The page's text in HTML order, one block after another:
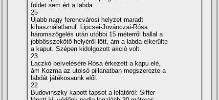
földet sem ért a labda.
25
Újabb nagy ferencvárosi helyzet maradt
kihasználatlanul: Lipcsei-Jovánczai-Rósa
háromszögelés után utóbbi 15 méterről ballal a
jobbösszekötő helyéről lőtt, ám a labda elkerülte
a kaput. Szépen kidolgozott akció volt.
23
Laczkó beí­velésére Rósa érkezett a kapu elé,
ám Kozma az utolsó pillanatban megszerezte a
labdát játékosaunk elől.
22
Budovinszky kapott tapsot a lelátóról: Sifter